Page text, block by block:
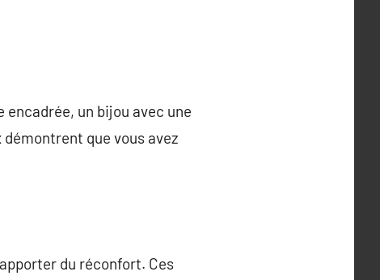
un bijou avec une
que vous avez
du réconfort. Ces